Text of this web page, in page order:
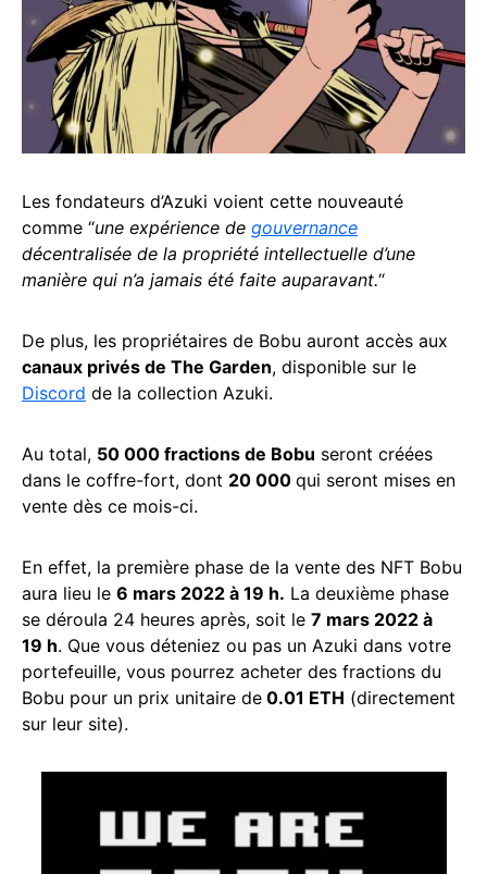
Les fondateurs d’Azuki voient cette nouveauté
comme “une expérience de gouvernance
décentralisée de la propriété intellectuelle d’une
manière qui n’a jamais été faite auparavant.“
De plus, les propriétaires de Bobu auront accès aux
canaux privés de The Garden, disponible sur le
Discord de la collection Azuki.
Au total, 50 000 fractions de Bobu seront créées
dans le coffre-fort, dont 20 000 qui seront mises en
vente dès ce mois-ci.
En effet, la première phase de la vente des NFT Bobu
aura lieu le 6 mars 2022 à 19 h. La deuxième phase
se déroula 24 heures après, soit le 7 mars 2022 à
19 h. Que vous déteniez ou pas un Azuki dans votre
portefeuille, vous pourrez acheter des fractions du
Bobu pour un prix unitaire de 0.01 ETH (directement
sur leur site).